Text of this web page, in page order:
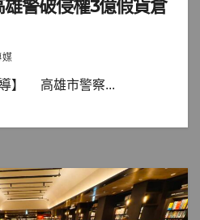
警破侵權3億假貨倉
媒
導】 高雄市警察...